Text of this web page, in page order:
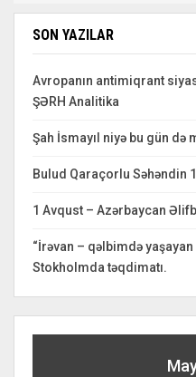
SON YAZILAR
Avropanın antimiqrant
ŞƏRH Analitika
Şah İsmayıl niyə bu gün də
Bulud Qaraçorlu Səhəndin
1 Avqust – Azərbaycan
“İrəvan – qəlbimdə yaşayan
Stokholmda təqdimatı.